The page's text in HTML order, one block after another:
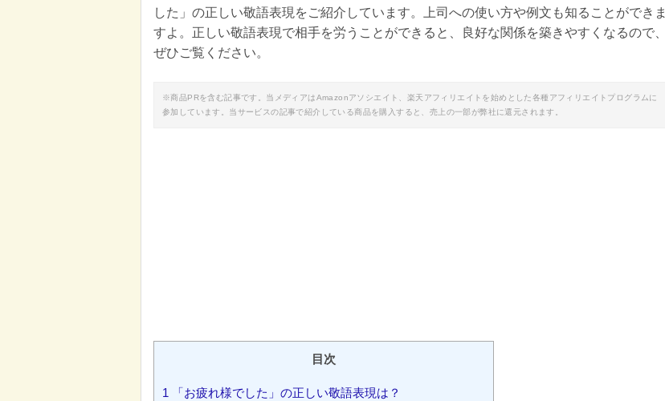
した」の正しい敬語表現をご紹介しています。上司への使い方や例文も知ることができま
すよ。正しい敬語表現で相手を労うことができると、良好な関係を築きやすくなるので、
ぜひご覧ください。
※商品PRを含む記事です。当メディアはAmazonアソシエイト、楽天アフィリエイトを始めとした各種アフィリエイトプログラムに
参加しています。当サービスの記事で紹介している商品を購入すると、売上の一部が弊社に還元されます。
目次
1 「お疲れ様でした」の正しい敬語表現は？